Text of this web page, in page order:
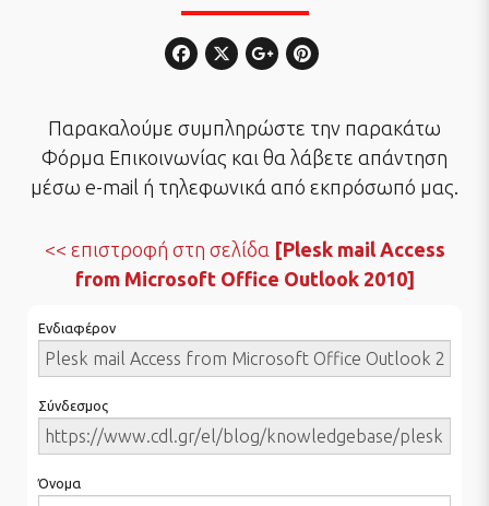
Παρακαλούμε συμπληρώστε την παρακάτω
Φόρμα Επικοινωνίας και θα λάβετε απάντηση
μέσω e-mail ή τηλεφωνικά από εκπρόσωπό μας.
επιστροφή στη σελίδα [Plesk mail Access
from Microsoft Office Outlook 2010]
Ενδιαφέρον
Σύνδεσμος
Όνομα